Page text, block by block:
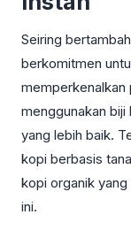
Seiring
berkomitmen
memperkenalkan
menggunakan
yang lebih baik.
kopi berbasis
kopi organik
ini.